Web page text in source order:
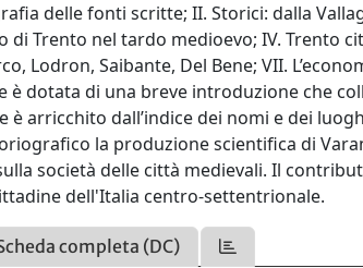
delle fonti scritte; II. Storici: dalla
di Trento nel tardo medioevo; IV. Trento
Lodron, Saibante, Del Bene; VII.
è dotata di una breve introduzione che
è arricchito dall’indice dei nomi e dei
la produzione scientifica di
società delle città medievali. Il
dell'Italia centro-settentrionale.
completa (DC)